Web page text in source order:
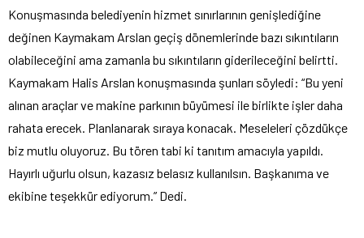
Konuşmasında belediyenin hizmet sınırlarının genişlediğine
değinen Kaymakam Arslan geçiş dönemlerinde bazı sıkıntıların
olabileceğini ama zamanla bu sıkıntıların giderileceğini belirtti.
Kaymakam Halis Arslan konuşmasında şunları söyledi: “Bu yeni
alınan araçlar ve makine parkının büyümesi ile birlikte işler daha
rahata erecek. Planlanarak sıraya konacak. Meseleleri çözdükçe
biz mutlu oluyoruz. Bu tören tabi ki tanıtım amacıyla yapıldı.
Hayırlı uğurlu olsun, kazasız belasız kullanılsın. Başkanıma ve
ekibine teşekkür ediyorum.” Dedi.